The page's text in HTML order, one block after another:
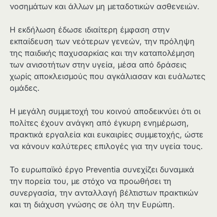
νοσημάτων και άλλων μη μεταδοτικών ασθενειών.
Η εκδήλωση έδωσε ιδιαίτερη έμφαση στην
εκπαίδευση των νεότερων γενεών, την πρόληψη
της παιδικής παχυσαρκίας και την καταπολέμηση
των ανισοτήτων στην υγεία, μέσα από δράσεις
χωρίς αποκλεισμούς που αγκάλιασαν και ευάλωτες
ομάδες.
Η μεγάλη συμμετοχή του κοινού αποδεικνύει ότι οι
πολίτες έχουν ανάγκη από έγκυρη ενημέρωση,
πρακτικά εργαλεία και ευκαιρίες συμμετοχής, ώστε
να κάνουν καλύτερες επιλογές για την υγεία τους.
Το ευρωπαϊκό έργο Preventia συνεχίζει δυναμικά
την πορεία του, με στόχο να προωθήσει τη
συνεργασία, την ανταλλαγή βέλτιστων πρακτικών
και τη διάχυση γνώσης σε όλη την Ευρώπη.